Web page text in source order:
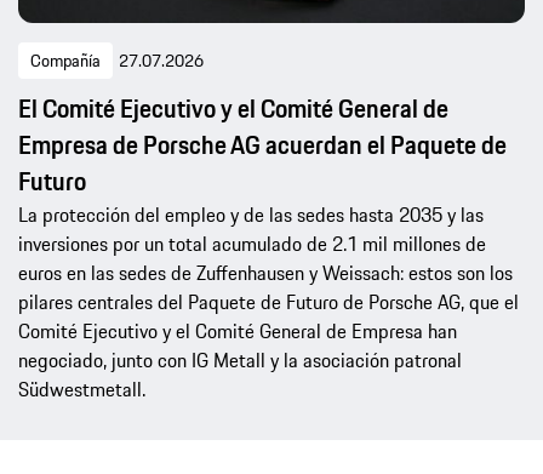
Compañía 27.07.2026
El Comité Ejecutivo y el Comité General de
Empresa de Porsche AG acuerdan el Paquete de
Futuro
La protección del empleo y de las sedes hasta 2035 y las
inversiones por un total acumulado de 2.1 mil millones de
euros en las sedes de Zuffenhausen y Weissach: estos son los
pilares centrales del Paquete de Futuro de Porsche AG, que el
Comité Ejecutivo y el Comité General de Empresa han
negociado, junto con IG Metall y la asociación patronal
Südwestmetall.